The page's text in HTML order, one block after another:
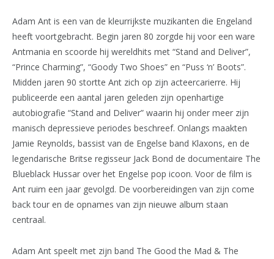
Adam Ant is een van de kleurrijkste muzikanten die Engeland
heeft voortgebracht. Begin jaren 80 zorgde hij voor een ware
Antmania en scoorde hij wereldhits met “Stand and Deliver”,
“Prince Charming”, “Goody Two Shoes” en “Puss ‘n’ Boots”.
Midden jaren 90 stortte Ant zich op zijn acteercarierre. Hij
publiceerde een aantal jaren geleden zijn openhartige
autobiografie “Stand and Deliver” waarin hij onder meer zijn
manisch depressieve periodes beschreef. Onlangs maakten
Jamie Reynolds, bassist van de Engelse band Klaxons, en de
legendarische Britse regisseur Jack Bond de documentaire The
Blueblack Hussar over het Engelse pop icoon. Voor de film is
Ant ruim een jaar gevolgd. De voorbereidingen van zijn come
back tour en de opnames van zijn nieuwe album staan
centraal.
Adam Ant speelt met zijn band The Good the Mad & The